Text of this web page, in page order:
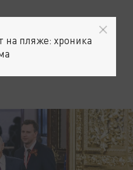
на пляже: хроника